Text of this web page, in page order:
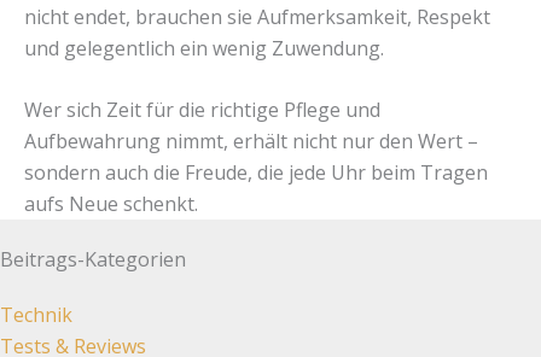
nicht endet, brauchen sie Aufmerksamkeit, Respekt
und gelegentlich ein wenig Zuwendung.
Wer sich Zeit für die richtige Pflege und
Aufbewahrung nimmt, erhält nicht nur den Wert –
sondern auch die Freude, die jede Uhr beim Tragen
aufs Neue schenkt.
Beitrags-Kategorien
Technik
Tests & Reviews